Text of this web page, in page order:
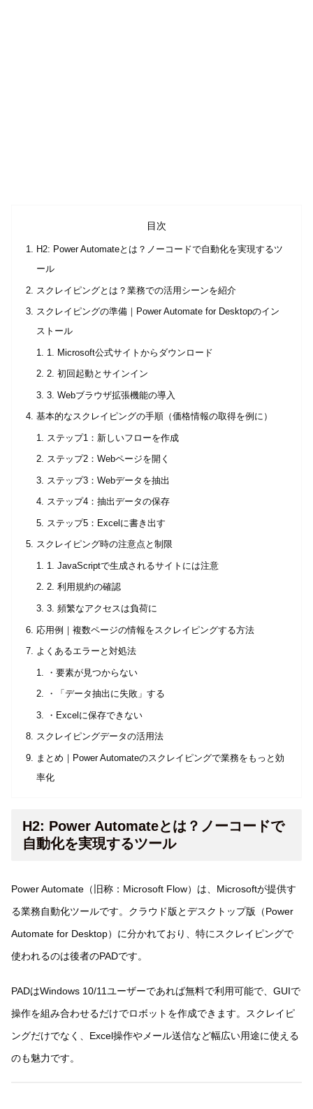
目次
H2: Power Automateとは？ノーコードで自動化を実現するツ
ール
スクレイピングとは？業務での活用シーンを紹介
スクレイピングの準備｜Power Automate for Desktopのイン
ストール
1. Microsoft公式サイトからダウンロード
2. 初回起動とサインイン
3. Webブラウザ拡張機能の導入
基本的なスクレイピングの手順（価格情報の取得を例に）
ステップ1：新しいフローを作成
ステップ2：Webページを開く
ステップ3：Webデータを抽出
ステップ4：抽出データの保存
ステップ5：Excelに書き出す
スクレイピング時の注意点と制限
1. JavaScriptで生成されるサイトには注意
2. 利用規約の確認
3. 頻繁なアクセスは負荷に
応用例｜複数ページの情報をスクレイピングする方法
よくあるエラーと対処法
・要素が見つからない
・「データ抽出に失敗」する
・Excelに保存できない
スクレイピングデータの活用法
まとめ｜Power Automateのスクレイピングで業務をもっと効
率化
H2: Power Automateとは？ノーコードで
自動化を実現するツール
Power Automate（旧称：Microsoft Flow）は、Microsoftが提供す
る業務自動化ツールです。クラウド版とデスクトップ版（Power
Automate for Desktop）に分かれており、特にスクレイピングで
使われるのは後者のPADです。
PADはWindows 10/11ユーザーであれば無料で利用可能で、GUIで
操作を組み合わせるだけでロボットを作成できます。スクレイピ
ングだけでなく、Excel操作やメール送信など幅広い用途に使える
のも魅力です。